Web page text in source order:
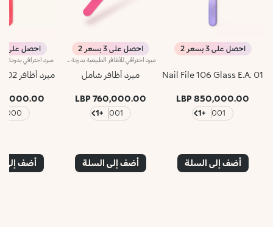
احصل على 3 بسعر 2
Nail File 106 Glass E.A. 01
850,000.00 LBP
001
+1
أضف إلى السلة
احصل على 3 بسعر 2
مبرد أظافر شامل
760,000.00 LBP
001
+1
أضف إلى السلة
احصل على 3 بسعر 2
مبرد أظافر 102 - يونيفرسال
LBP
000
أضف إلى